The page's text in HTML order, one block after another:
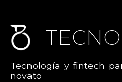
Tecnología y fintech
novato